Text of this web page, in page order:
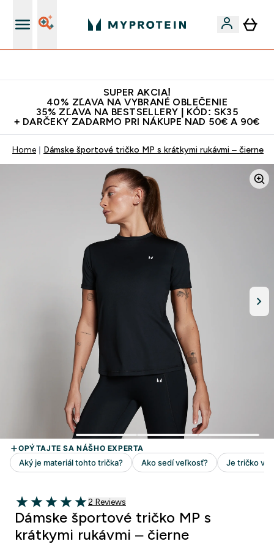
SUPER AKCIA!
40% ZĽAVA NA VYBRANÉ OBLEČENIE
35% ZĽAVA NA BESTSELLERY | KÓD: SK35
+ DARČEKY ZADARMO PRI NÁKUPE NAD 50€ A 90€
Home Dámske športové tričko MP s krátkymi rukávmi – čierne
5 out of 5 stars
2 customer reviews
2 Reviews
Dámske športové tričko MP s
krátkymi rukávmi – čierne